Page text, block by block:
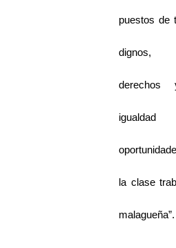
puestos de
la clase
malagueña”.